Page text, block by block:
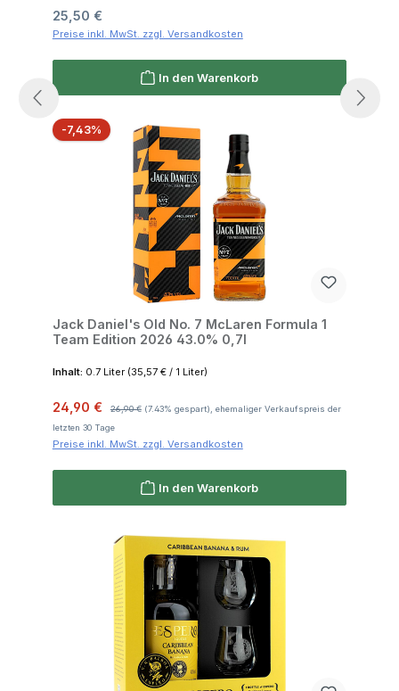
Regulärer Preis:
25,50 €
Preise inkl. MwSt. zzgl. Versandkosten
In den Warenkorb
-7,43%Rabatt
Jack Daniel's Old No. 7 McLaren Formula 1
Team Edition 2026 43.0% 0,7l
Inhalt: 0.7 Liter (35,57 € / 1 Liter)
Verkaufspreis:
24,90 € 26,90 € (7.43% gespart), ehemaliger Verkaufspreis der
letzten 30 Tage
Preise inkl. MwSt. zzgl. Versandkosten
In den Warenkorb